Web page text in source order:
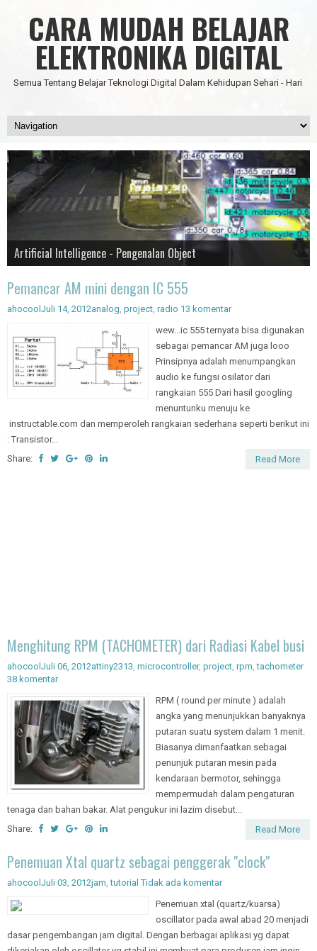
CARA MUDAH BELAJAR
ELEKTRONIKA DIGITAL
Semua Tentang Belajar Teknologi Digital Dalam Kehidupan Sehari - Hari
IC Timer 555 yang Multifungsi
Artificial Intelligence - Pengenalan Object
JAM DIGITAL 6 DIGIT TANPA MICRO FULL CMOS
Node Red - Kontrol Industri 4.0
Pemancar AM mini dengan IC 555
ahocool Juli 14, 2012analog, project, radio 13 komentar
wew...ic 555 ternyata bisa digunakan
sebagai pemancar AM juga looo
Prinsipnya adalah menumpangkan
audio ke fungsi osilator dari
rangkaian 555 Dari hasil googling
menuntunku menuju ke
instructable.com dan memperoleh rangkaian sederhana seperti berikut ini
: Transistor...
Share:
Read More
Menghitung RPM (TACHOMETER) dari Radiasi Kabel busi
ahocool Juli 06, 2012attiny2313, microcontroller, project, rpm,tachometer
38 komentar
RPM ( round per minute ) adalah
angka yang menunjukkan banyaknya
putaran suatu system dalam 1 menit.
Biasanya dimanfaatkan sebagai
penunjuk putaran mesin pada
kendaraan bermotor, sehingga
mempermudah dalam pengaturan
tenaga dan bahan bakar. Alat pengukur ini lazim disebut...
Share:
Read More
Penemuan Xtal quartz sebagai penggerak "clock"
ahocool Juli 03, 2012jam,tutorial Tidak ada komentar
Penemuan xtal (quartz/kuarsa)
oscillator pada awal abad 20 menjadi
dasar pengembangan jam digital. Dengan berbagai aplikasi yg dapat